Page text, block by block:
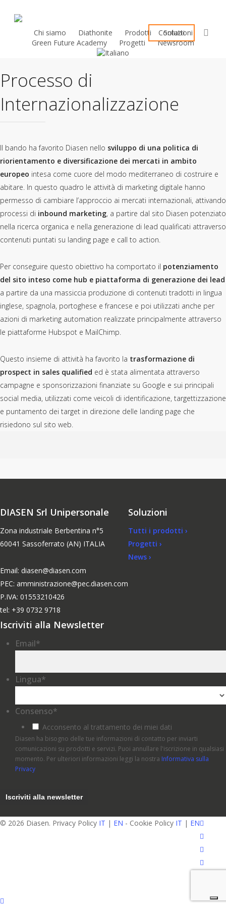
Chi siamo Diathonite Prodotti
Soluzioni
Green Future Academy
Progetti Newsroom
Contatti
Processo di
Internazionalizzazione
Il bando ha favorito Diasen nello sviluppo di una politica di
riorientamento e diversificazione dei mercati in ambito
europeo intesa come cuore del modo mediterraneo di costruire e
abitare. In questo quadro le attività di marketing digitale hanno
permesso di cambiare l’approccio ai mercati internazionali, attivando
processi di inbound marketing, a partire dal sito Diasen potenziato
nella ricerca organica e nella generazione di lead qualificati attraverso
contenuti puntati su landing page e call to action.
Per conseguire questo obiettivo ha comportato il potenziamento
del sito inteso come hub e piattaforma di generazione dei lead
a partire da una massiccia produzione di contenuti tradotti in lingua
inglese, spagnola, portoghese e francese e poi utilizzati anche per
azioni di marketing automation realizzate principalmente attraverso
le piattaforme Hubspot e MailChimp.
Questo insieme di attività ha favorito la trasformazione di
prospect in sales qualified ed è stata alimentata attraverso
campagne e sponsorizzazioni finanziate su Google e sui principali
social media, utilizzati come veicoli di identificazione, targettizzazione
e puntamento dei target in direzione delle landing page che
risiedono sul sito web.
DIASEN Srl Unipersonale
Zona industriale Berbentina n°5
60041 Sassoferrato (AN) ITALIA
Email: diasen@diasen.com
PEC: amministrazione@pec.diasen.com
P.IVA: 01553210426
tel: +39 0732 9718
Soluzioni
Tutti i prodotti ›
Progetti ›
News ›
Iscriviti alla Newsletter
Email*
Lingua*
Consenso*
Acconsento al trattamento dei miei dati
Diasen ha bisogno delle tue informazioni di contatto per inviarti
comunicazioni su prodotti e servizi. Puoi annullare l'iscrizione in qualsiasi
momento. Per ulteriori informazioni leggi la nostra Informativa sulla
Privacy
© 2026 Diasen. Privacy Policy IT | EN - Cookie Policy IT | EN
linkedin
youtube